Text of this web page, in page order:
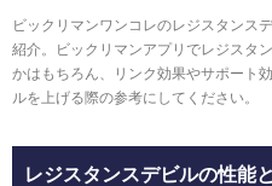
ビックリマンワンコレのレジスタンス
紹介。ビックリマンアプリでレジスタ
かはもちろん、リンク効果やサポート
ルを上げる際の参考にしてください。
レジスタンスデビルの性能